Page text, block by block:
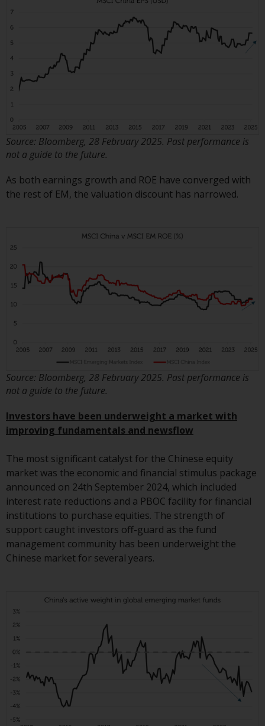
Investmentfonds (Richtlinie
2011/61/EU) sowie die
entsprechenden Regelungen, die
diese Regelungen in britisches
Recht umgesetzt und dann beim
Austritt des Vereinigten
jedoch zusätzliche Anforderungen
oder Formalitäten geben, die Ihre
Anlage verbieten.
Dementsprechend sind Sie
verpflichtet, sich über solche
Einschränkungen zu informieren
Dienstleistungen sind nur für den
denen und an diejenigen
Personen, denen das Anbieten
solcher Produkte und
Informationen für Anleger in der
Schweiz
Dies ist ein Werbedokument.
folgenden Seiten beziehen sich
auf ausländische Organismen für
kollektive Kapitalanlagen, die von
RWC Asset Management LLP oder
einem ihrer verbundenen
Unternehmen verwaltet werden
(die „von Redwheel verwalteten
Fonds“). Einige der von Redwheel
wurden nicht von der
Finanzmarktaufsicht („FINMA“)
zugelassen und Anleger genießen
daher nicht den vollen
Anlegerschutz nach dem
Bundesgesetz über die
kollektiven Kapitalanlagen von 23.
Source: Bloomberg, 28 February 2025. Past performance is
not a guide to the future.
As both earnings growth and ROE have converged with
the rest of EM, the valuation discount has narrowed.
Source: Bloomberg, 28 February 2025. Past performance is
not a guide to the future.
Investors have been underweight a market with
improving fundamentals and newsflow
The most significant catalyst for the Chinese equity
market was the economic and financial stimulus package
announced on 24th September 2024, which included
interest rate reductions and a PBOC facility for financial
institutions to purchase equities. The strength of
support caught investors off-guard as the fund
management community has been underweight the
Chinese market for several years.